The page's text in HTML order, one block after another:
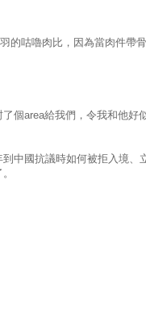
的咕嚕肉比，因為當肉件帶
個area給我們，令我和他好
中國抗議時如何被拒入境、